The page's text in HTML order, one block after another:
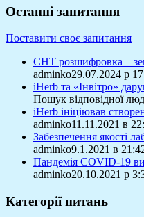
Останні запитання
Поставити своє запитання
СНТ розшифровка –
adminko29.07.2024 р
iHerb та «Інвітро»
Пошук відповідної
iHerb ініціював
adminko11.11.2021 в
Забезпечення якості
adminko9.1.2021 в
Пандемія COVID-19
adminko20.10.2021 р
Категорії питань